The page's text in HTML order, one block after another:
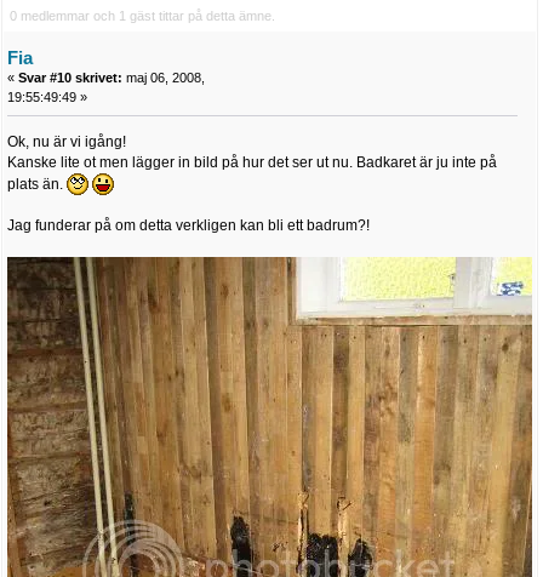
0 medlemmar och 1 gäst tittar på detta ämne.
Fia
« Svar #10 skrivet: maj 06, 2008,
19:55:49:49 »
Ok, nu är vi igång!
Kanske lite ot men lägger in bild på hur det ser ut nu. Badkaret är ju inte på
plats än.
Jag funderar på om detta verkligen kan bli ett badrum?!